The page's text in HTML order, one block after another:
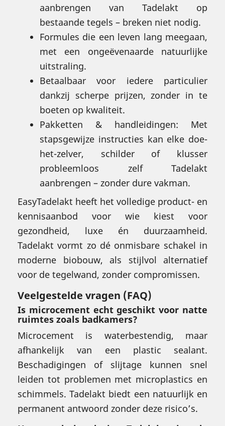
aanbrengen van Tadelakt op
bestaande tegels – breken niet nodig.
Formules die een leven lang meegaan,
met een ongeëvenaarde natuurlijke
uitstraling.
Betaalbaar voor iedere particulier
dankzij scherpe prijzen, zonder in te
boeten op kwaliteit.
Pakketten & handleidingen: Met
stapsgewijze instructies kan elke doe-
het-zelver, schilder of klusser
probleemloos zelf Tadelakt
aanbrengen – zonder dure vakman.
EasyTadelakt heeft het volledige product- en
kennisaanbod voor wie kiest voor
gezondheid, luxe én duurzaamheid.
Tadelakt vormt zo dé onmisbare schakel in
moderne biobouw, als stijlvol alternatief
voor de tegelwand, zonder compromissen.
Veelgestelde vragen (FAQ)
Is microcement echt geschikt voor natte
ruimtes zoals badkamers?
Microcement is waterbestendig, maar
afhankelijk van een plastic sealant.
Beschadigingen of slijtage kunnen snel
leiden tot problemen met microplastics en
schimmels. Tadelakt biedt een natuurlijk en
permanent antwoord zonder deze risico’s.